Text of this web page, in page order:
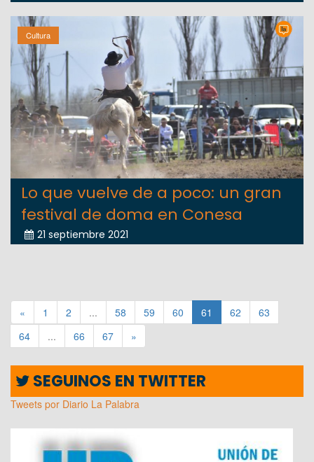
Cultura
Lo que vuelve de a poco: un gran
festival de doma en Conesa
21 septiembre 2021
« 1 2 ... 58 59 60 61 62
63
64
... 66 67 »
SEGUINOS EN TWITTER
Tweets por Diario La Palabra